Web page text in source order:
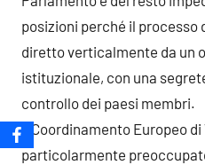
posizioni perché il processo
diretto verticalmente da un
istituzionale, con una
controllo dei paesi membri.
Il Coordinamento Europeo
particolarmente